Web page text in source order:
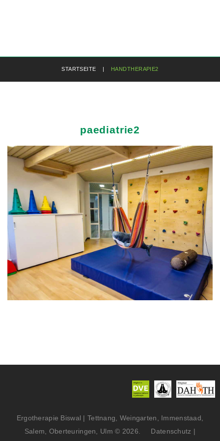
STARTSEITE | HANDTHERAPIE2
paediatrie2
Ergotherapie Biswal | Tettnang, Weingarten, Immenstaad,
Salem, Oberteuringen, Ulm © 2026 Datenschutz |